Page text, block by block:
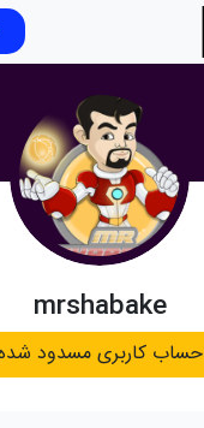
mrshabake
حساب کاربری مسدود